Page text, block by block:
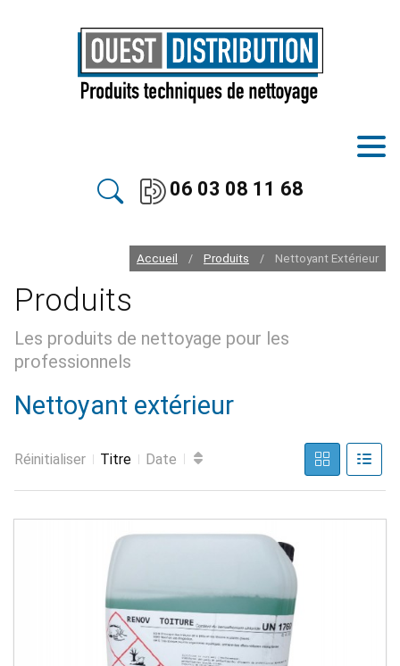
06 03 08 11 68
Accueil / Produits / Nettoyant Extérieur
Produits
Les produits de nettoyage pour les
professionnels
Nettoyant extérieur
Réinitialiser Titre Date